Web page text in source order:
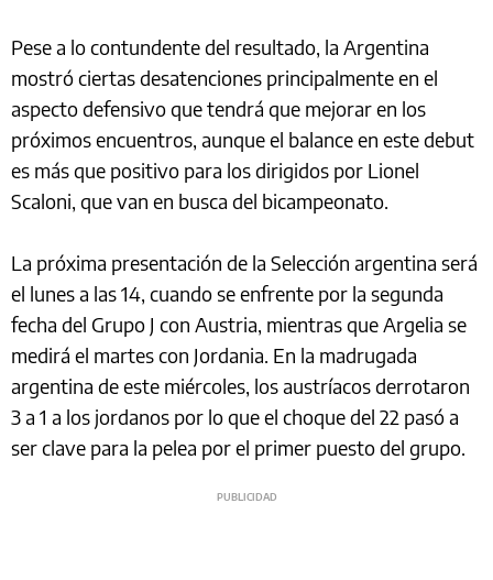
Pese a lo contundente del resultado, la Argentina
mostró ciertas desatenciones principalmente en el
aspecto defensivo que tendrá que mejorar en los
próximos encuentros, aunque el balance en este debut
es más que positivo para los dirigidos por Lionel
Scaloni, que van en busca del bicampeonato.
La próxima presentación de la Selección argentina será
el lunes a las 14, cuando se enfrente por la segunda
fecha del Grupo J con Austria, mientras que Argelia se
medirá el martes con Jordania. En la madrugada
argentina de este miércoles, los austríacos derrotaron
3 a 1 a los jordanos por lo que el choque del 22 pasó a
ser clave para la pelea por el primer puesto del grupo.